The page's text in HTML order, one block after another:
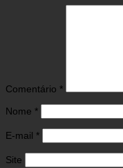
Comentário *
Nome *
E-mail *
Site